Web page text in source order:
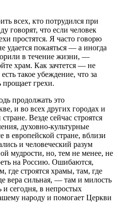
всех, кто потрудился при
говорят, что если человек
простятся. Я часто говорю
удается покаяться — а иногда
в течение жизни, —
храм. Как зачтется — не
такое убеждение, что за
прощает грехи.
продолжать это
и во всех других городах и
Везде сейчас строятся
духовно-культурные
европейской стране, вблизи
и человеческий разум
мудрости, но, тем не менее, не
на Россию. Ошибаются,
где строятся храмы, там, где
вера сильная, — там и милость
сегодня, в непростых
народу и помогает Церкви